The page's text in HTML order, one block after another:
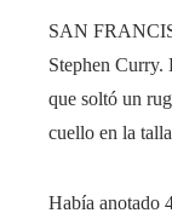
SAN
Stephen Curry.
que soltó un
cuello en la
Había anotado